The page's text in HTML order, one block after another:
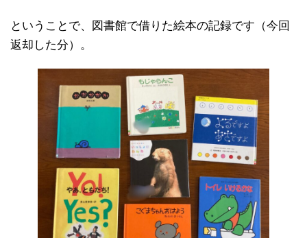
ということで、図書館で借りた絵本の記録です（今回
返却した分）。